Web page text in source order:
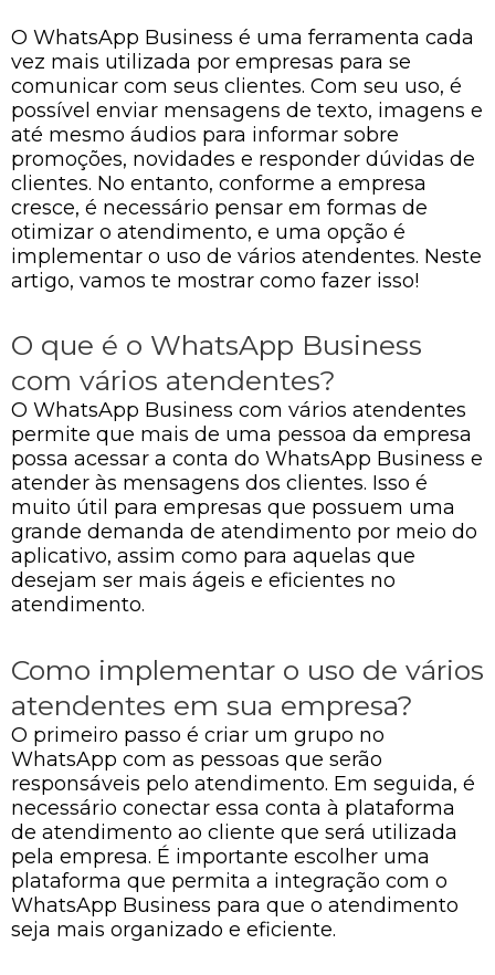
O WhatsApp Business é uma ferramenta cada
vez mais utilizada por empresas para se
comunicar com seus clientes. Com seu uso, é
possível enviar mensagens de texto, imagens e
até mesmo áudios para informar sobre
promoções, novidades e responder dúvidas de
clientes. No entanto, conforme a empresa
cresce, é necessário pensar em formas de
otimizar o atendimento, e uma opção é
implementar o uso de vários atendentes. Neste
artigo, vamos te mostrar como fazer isso!
O que é o WhatsApp Business
com vários atendentes?
O WhatsApp Business com vários atendentes
permite que mais de uma pessoa da empresa
possa acessar a conta do WhatsApp Business e
atender às mensagens dos clientes. Isso é
muito útil para empresas que possuem uma
grande demanda de atendimento por meio do
aplicativo, assim como para aquelas que
desejam ser mais ágeis e eficientes no
atendimento.
Como implementar o uso de vários
atendentes em sua empresa?
O primeiro passo é criar um grupo no
WhatsApp com as pessoas que serão
responsáveis pelo atendimento. Em seguida, é
necessário conectar essa conta à plataforma
de atendimento ao cliente que será utilizada
pela empresa. É importante escolher uma
plataforma que permita a integração com o
WhatsApp Business para que o atendimento
seja mais organizado e eficiente.